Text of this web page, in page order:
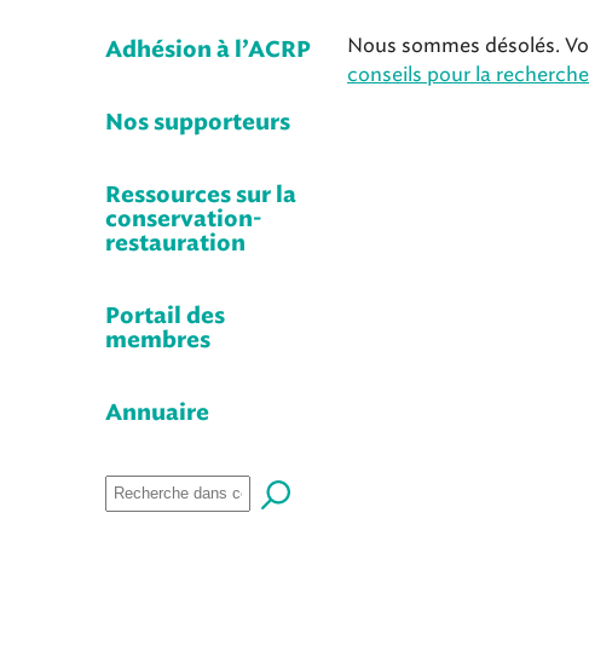
Adhésion à l’ACRP
Nos supporteurs
Ressources sur la
conservation-
restauration
Portail des
membres
Annuaire
Nous sommes désolés.
conseils pour la